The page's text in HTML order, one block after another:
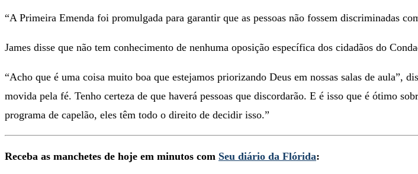
“A Primeira Emenda foi promulgada para garantir que as pessoas não fossem discriminadas
James disse que não tem conhecimento de nenhuma oposição específica dos cidadãos do
“Acho que é uma coisa muito boa que estejamos priorizando Deus em nossas salas de aula”,
movida pela fé. Tenho certeza de que haverá pessoas que discordarão. E é isso que é ótimo
programa de capelão, eles têm todo o direito de decidir isso.”
Receba as manchetes de hoje em minutos com Seu diário da Flórida: